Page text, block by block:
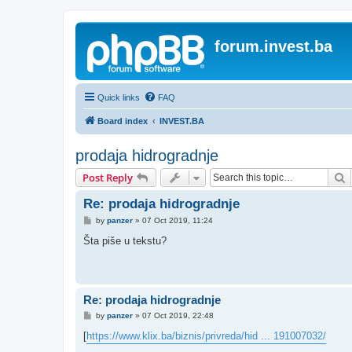
forum.invest.ba
Quick links FAQ
Board index INVEST.BA
prodaja hidrogradnje
Post Reply
Re: prodaja hidrogradnje
P
s
by panzer» 07 Oct 2019, 11:24
Šta piše u tekstu?
Re: prodaja hidrogradnje
P
s
t
by panzer» 07 Oct 2019, 22:48
[https://www.klix.ba/biznis/privreda/hid ... 191007032/